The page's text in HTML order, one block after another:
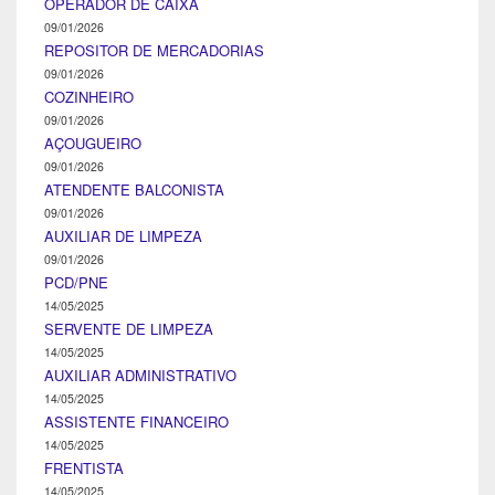
09/01/2026
REPOSITOR DE MERCADORIAS
09/01/2026
COZINHEIRO
09/01/2026
AÇOUGUEIRO
09/01/2026
ATENDENTE BALCONISTA
09/01/2026
AUXILIAR DE LIMPEZA
09/01/2026
PCD/PNE
14/05/2025
SERVENTE DE LIMPEZA
14/05/2025
AUXILIAR ADMINISTRATIVO
14/05/2025
ASSISTENTE FINANCEIRO
14/05/2025
FRENTISTA
14/05/2025